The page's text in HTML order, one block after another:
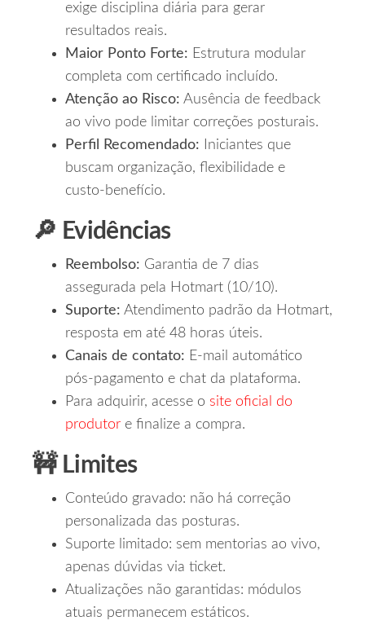
exige disciplina diária para gerar
resultados reais.
Maior Ponto Forte: Estrutura modular
completa com certificado incluído.
Atenção ao Risco: Ausência de feedback
ao vivo pode limitar correções posturais.
Perfil Recomendado: Iniciantes que
buscam organização, flexibilidade e
custo‑benefício.
🔎 Evidências
Reembolso: Garantia de 7 dias
assegurada pela Hotmart (10/10).
Suporte: Atendimento padrão da Hotmart,
resposta em até 48 horas úteis.
Canais de contato: E‑mail automático
pós‑pagamento e chat da plataforma.
Para adquirir, acesse o site oficial do
produtor e finalize a compra.
🚧 Limites
Conteúdo gravado: não há correção
personalizada das posturas.
Suporte limitado: sem mentorias ao vivo,
apenas dúvidas via ticket.
Atualizações não garantidas: módulos
atuais permanecem estáticos.